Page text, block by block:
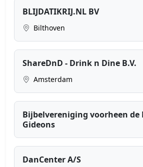
BLIJDATIKRIJ.NL BV
Bilthoven
ShareDnD - Drink n Dine B.V.
Amsterdam
Bijbelvereniging voorheen de
Gideons
DanCenter A/S